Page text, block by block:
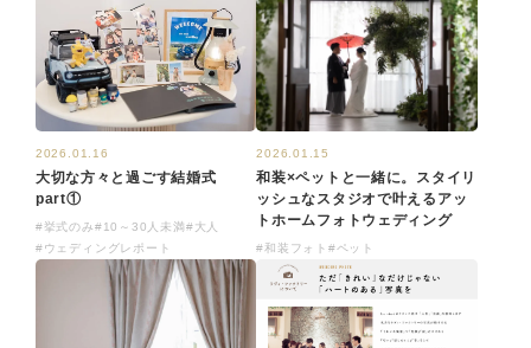
2026.01.16
大切な方々と過ごす結婚式
part①
#挙式のみ#10～30人未満#大人
#ウェディングレポート
2026.01.15
和装×ペットと一緒に。スタイリ
ッシュなスタジオで叶えるアッ
トホームフォトウェディング
#和装フォト #ペット